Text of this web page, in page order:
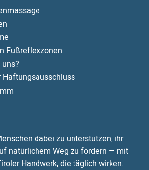
Fußreflexzonen
Haftungsausschluss
dabei zu unterstützen, ihr
natürlichem Weg zu fördern — mit
Handwerk, die täglich wirken.